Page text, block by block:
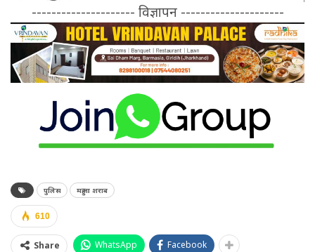
--------------------- विज्ञापन ---------------------
पुलिस महुआ शराब
610
Share WhatsApp Facebook